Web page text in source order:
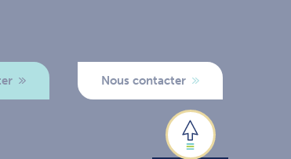
Nous contacter